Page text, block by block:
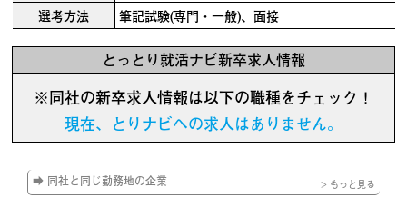
選考方法
筆記試験(専門・一般)、面接
とっとり就活ナビ新卒求人情報
※同社の新卒求人情報は以下の職種をチェック！
現在、とりナビへの求人はありません。
➡ 同社と同じ勤務地の企業 > もっと見る